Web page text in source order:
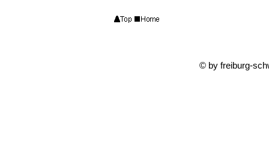
© by freiburg-